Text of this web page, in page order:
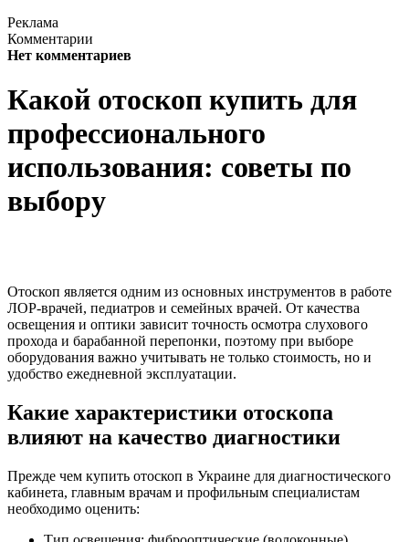
Реклама
Комментарии
Нет комментариев
Какой отоскоп купить для
профессионального
использования: советы по
выбору
Отоскоп является одним из основных инструментов в работе
ЛОР-врачей, педиатров и семейных врачей. От качества
освещения и оптики зависит точность осмотра слухового
прохода и барабанной перепонки, поэтому при выборе
оборудования важно учитывать не только стоимость, но и
удобство ежедневной эксплуатации.
Какие характеристики отоскопа
влияют на качество диагностики
Прежде чем купить отоскоп в Украине для диагностического
кабинета, главным врачам и профильным специалистам
необходимо оценить: